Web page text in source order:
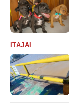
ITAJAI